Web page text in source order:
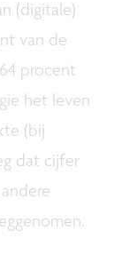
(digitale)
van de
procent
het leven
(bij
dat cijfer